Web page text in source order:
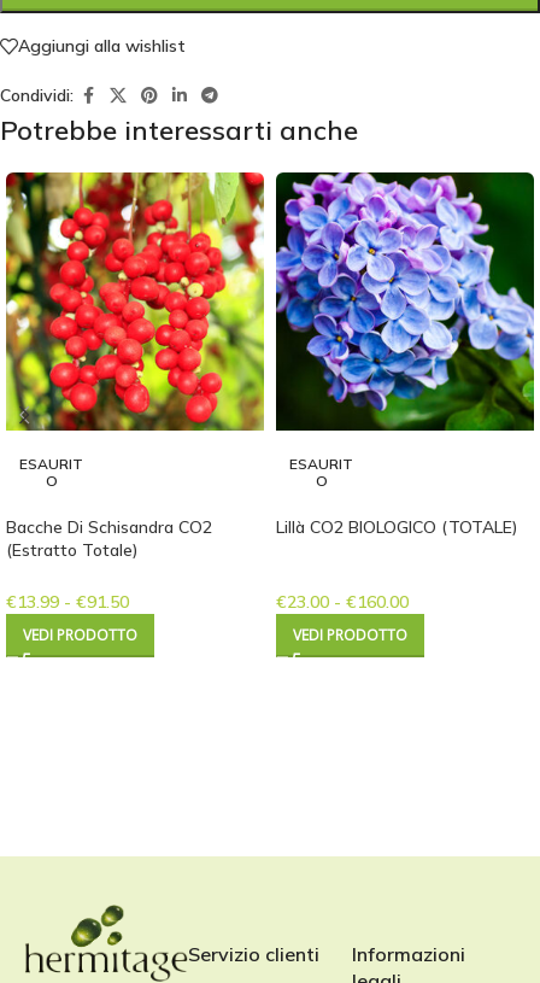
Aggiungi alla wishlist
Condividi:
Potrebbe interessarti anche
ESAURIT
O
Bacche Di Schisandra CO2
(Estratto Totale)
€13.99 - €91.50
VEDI PRODOTTO
ESAURIT
O
Lillà CO2 BIOLOGICO (TOTALE)
€23.00 - €160.00
VEDI PRODOTTO
Servizio clienti
Informazioni